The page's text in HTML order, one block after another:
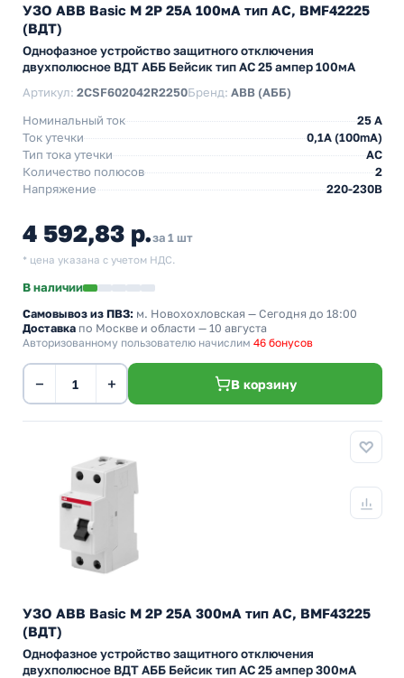
УЗО ABB Basic M 2P 25A 100мА тип AC, BMF42225
(ВДТ)
Однофазное устройство защитного отключения
двухполюсное ВДТ АББ Бейсик тип АС 25 ампер 100мА
Артикул: 2CSF602042R2250Бренд: ABB (АББ)
Номинальный ток
25 A
Ток утечки
0,1A (100mA)
Тип тока утечки
AC
Количество полюсов
2
Напряжение
220-230В
4 592,83 р.за 1 шт
* цена указана с учетом НДС.
В наличии
Самовывоз из ПВЗ: м. Новохохловская — Сегодня до 18:00
Доставка по Москве и области — 10 августа
Авторизованному пользователю начислим 46 бонусов
− + В корзину
УЗО ABB Basic M 2P 25A 300мА тип AC, BMF43225
(ВДТ)
Однофазное устройство защитного отключения
двухполюсное ВДТ АББ Бейсик тип АС 25 ампер 300мА